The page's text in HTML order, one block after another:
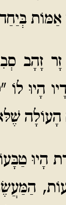
בְּיַחַד
זָהָב
הָיוּ
הָעוֹלָה
הָיוּ